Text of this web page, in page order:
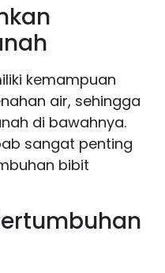
kemampuan
air, sehingga
di bawahnya.
sangat penting
bibit